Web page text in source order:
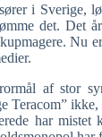
i
det. Det
Nu
af stor
Teracom”
har